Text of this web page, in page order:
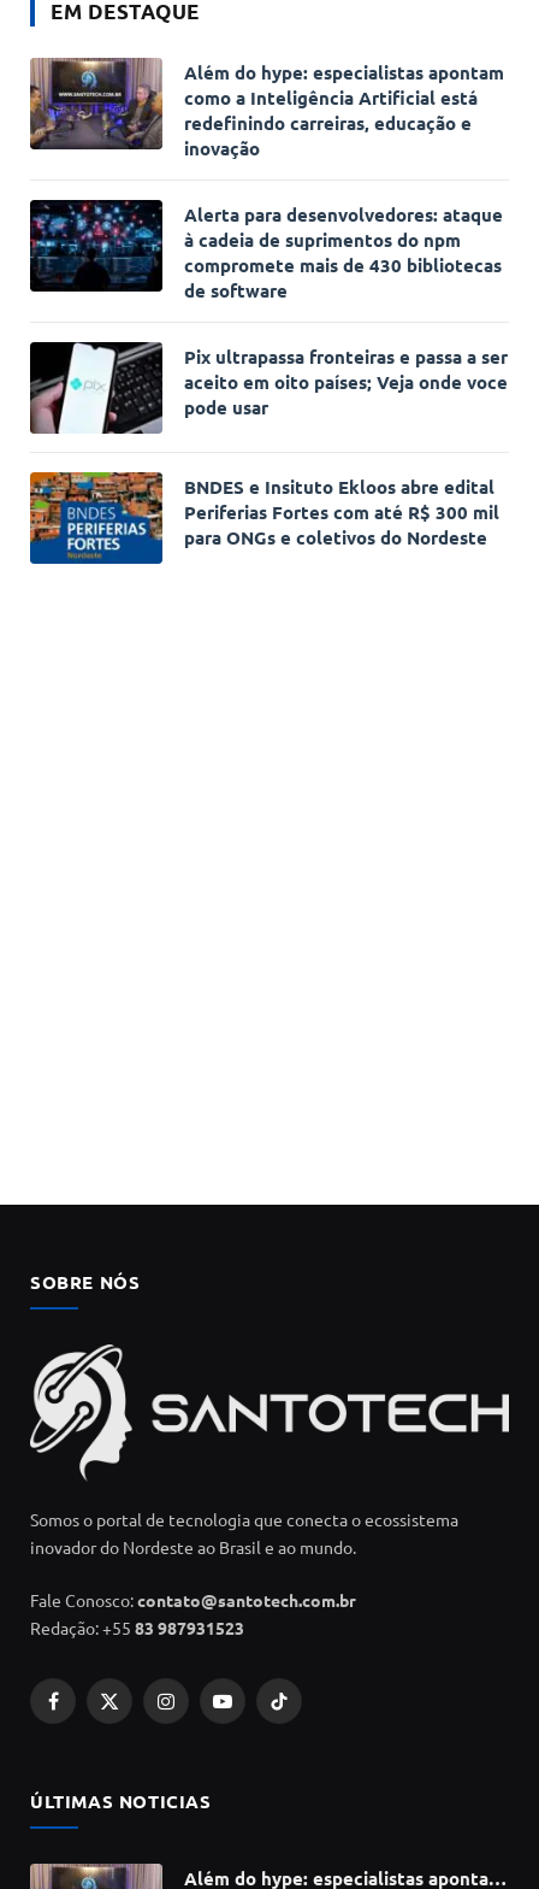
EM DESTAQUE
Além do hype: especialistas apontam
como a Inteligência Artificial está
redefinindo carreiras, educação e
inovação
Alerta para desenvolvedores: ataque
à cadeia de suprimentos do npm
compromete mais de 430 bibliotecas
de software
Pix ultrapassa fronteiras e passa a ser
aceito em oito países; Veja onde voce
pode usar
BNDES e Insituto Ekloos abre edital
Periferias Fortes com até R$ 300 mil
para ONGs e coletivos do Nordeste
SOBRE NÓS
Somos o portal de tecnologia que conecta o ecossistema
inovador do Nordeste ao Brasil e ao mundo.
Fale Conosco:contato@santotech.com.br
Redação: +55 83 987931523
Facebook
X
InstagramYouTubeTikTok
ÚLTIMAS NOTICIAS
Além do hype: especialistas apontam